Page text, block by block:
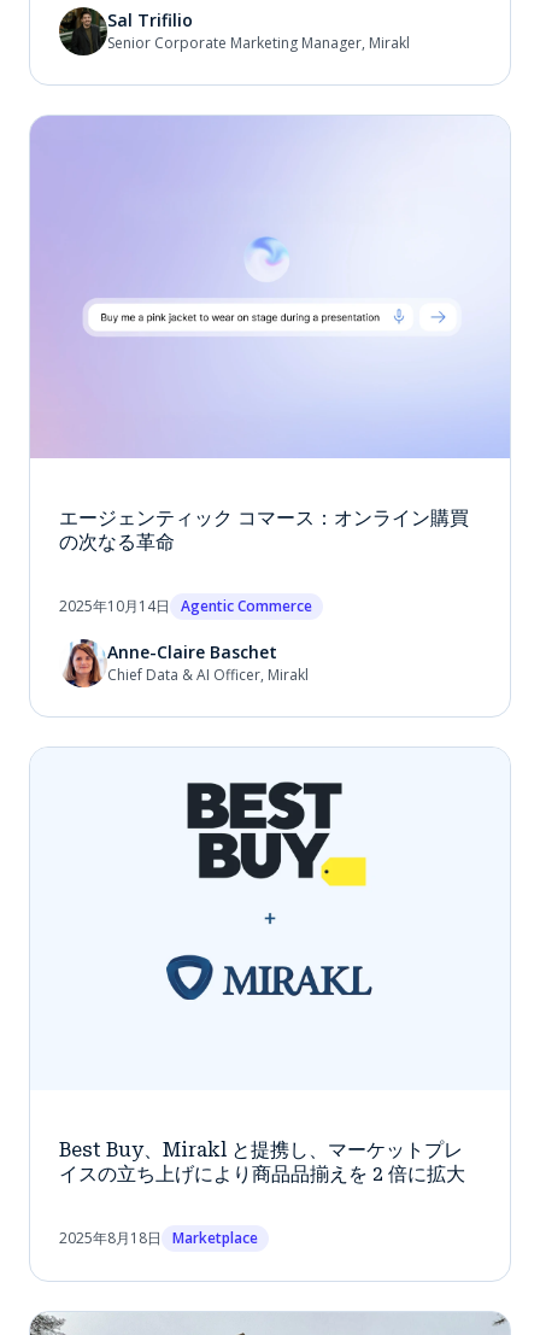
Sal Trifilio
Senior Corporate Marketing Manager, Mirakl
エージェンティック コマース：オンライン購買
の次なる革命
2025年10月14日 Agentic Commerce
Anne-Claire Baschet
Chief Data & AI Officer, Mirakl
Best Buy、Mirakl と提携し、マーケットプレ
イスの立ち上げにより商品品揃えを 2 倍に拡大
2025年8月18日 Marketplace